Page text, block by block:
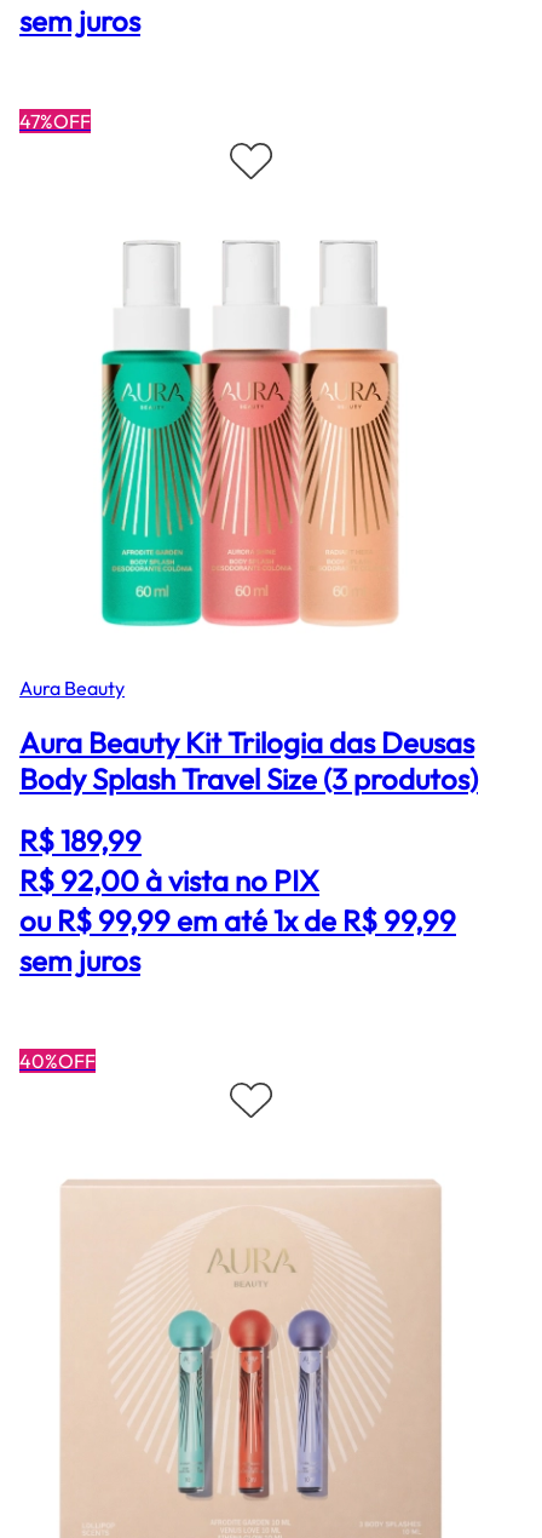
sem juros
47%OFF
Aura Beauty
Aura Beauty Kit Trilogia das Deusas
Body Splash Travel Size (3 produtos)
R$ 189,99
R$ 92,00à vista no PIX
ou R$ 99,99 em até 1x de R$ 99,99
sem juros
40%OFF